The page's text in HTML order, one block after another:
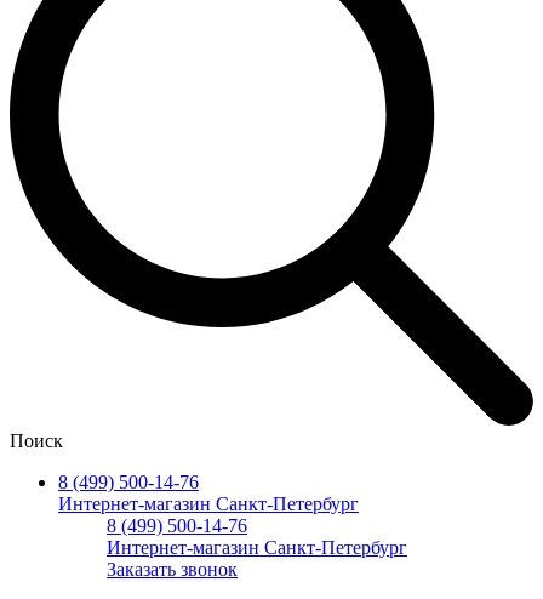
Поиск
8 (499) 500-14-76
Интернет-магазин Санкт-Петербург
8 (499) 500-14-76
Интернет-магазин Санкт-Петербург
Заказать звонок